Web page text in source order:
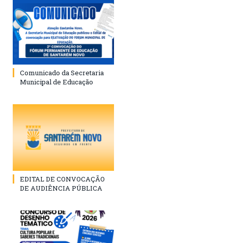
Comunicado da Secretaria
Municipal de Educação
EDITAL DE CONVOCAÇÃO
DE AUDIÊNCIA PÚBLICA